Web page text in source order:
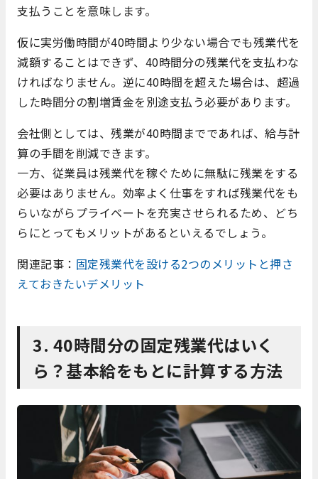
支払うことを意味します。
仮に実労働時間が40時間より少ない場合でも残業代を
減額することはできず、40時間分の残業代を支払わな
ければなりません。逆に40時間を超えた場合は、超過
した時間分の割増賃金を別途支払う必要があります。
会社側としては、残業が40時間までであれば、給与計
算の手間を削減できます。
一方、従業員は残業代を稼ぐために無駄に残業をする
必要はありません。効率よく仕事をすれば残業代をも
らいながらプライベートを充実させられるため、どち
らにとってもメリットがあるといえるでしょう。
関連記事： 固定残業代を設ける2つのメリットと押さ
えておきたいデメリット
3. 40時間分の固定残業代はいく
ら？基本給をもとに計算する方法